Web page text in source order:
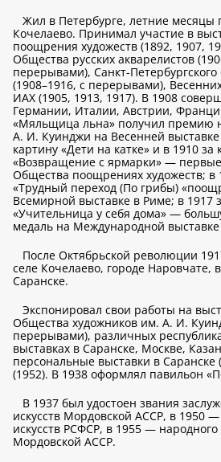
Жил в Петербурге, летние месяцы
Кочелаево. Принимал участие в
поощрения художеств (1892, 1907,
Общества русских акварелистов
перерывами), Санкт-
(1908–1916, с перерывами),
ИАХ (1905, 1913, 1917). В 1908
Германии, Италии, Австрии,
«Мяльщица льна» получил премию
А. И. Куинджи на Весенней
картину «Дети на катке» и в 1910 за
«Возвращение с ярмарки» —
Общества поощрениях художеств; в
«Трудный переход (По грибы)
Всемирной выставке в Риме; в 1917
«Учительница у себя дома» —
медаль на Международной
После Октябрьской революции
селе Кочелаево, городе Наровчате,
Саранске.
Экспонировал свои работы на
Общества художников им. А. И.
перерывами), различных
выставках в Саранске, Москве,
персональные выставки в Саранске
(1952). В 1938 оформлял павильон
В 1937 был удостоен звания
искусств Мордовской АССР, в 1950 —
искусств РСФСР, в 1955 — народного
Мордовской АССР.